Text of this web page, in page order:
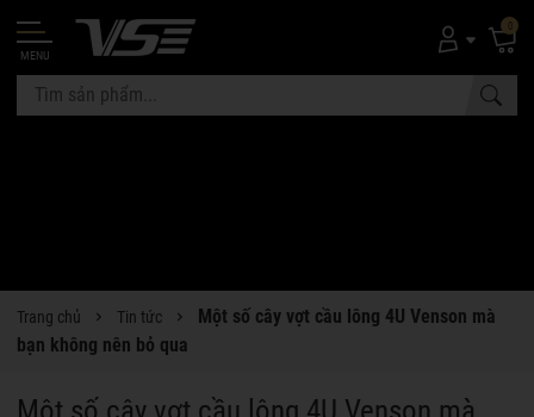
MENU
0
Trang chủ Tin tức
Một số cây vợt cầu lông 4U Venson mà
bạn không nên bỏ qua